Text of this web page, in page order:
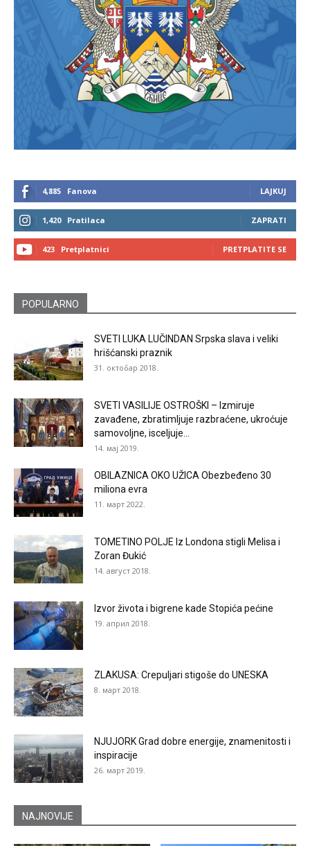
4,885 Fanova LAJKUJ
1,420 Pratilaca ZAPRATI
423 Pretplatnici PRETPLATITE SE
POPULARNO
SVETI LUKA LUČINDAN Srpska slava i veliki
hrišćanski praznik
31. октобар 2018.
SVETI VASILIJE OSTROŠKI – Izmiruje
zavađene, zbratimljuje razbraćene, ukroćuje
samovoljne, isceljuje...
14. мај 2019.
OBILAZNICA OKO UŽICA Obezbeđeno 30
miliona evra
11. март 2022.
TOMETINO POLJE Iz Londona stigli Melisa i
Zoran Đukić
14. август 2018.
Izvor života i bigrene kade Stopića pećine
19. април 2018.
ZLAKUSA: Crepuljari stigoše do UNESKA
8. март 2018.
NJUJORK Grad dobre energije, znamenitosti i
inspiracije
26. март 2019.
NAJNOVIJE